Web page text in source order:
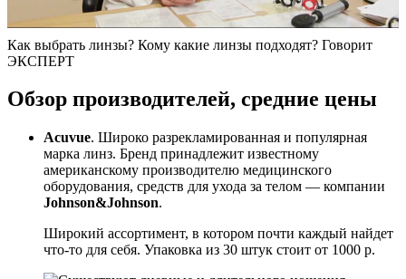
Как выбрать линзы? Кому какие линзы подходят? Говорит
ЭКСПЕРТ
Обзор производителей, средние цены
Acuvue. Широко разрекламированная и популярная
марка линз. Бренд принадлежит известному
американскому производителю медицинского
оборудования, средств для ухода за телом — компании
Johnson&Johnson.
Широкий ассортимент, в котором почти каждый найдет
что-то для себя. Упаковка из 30 штук стоит от 1000 р.